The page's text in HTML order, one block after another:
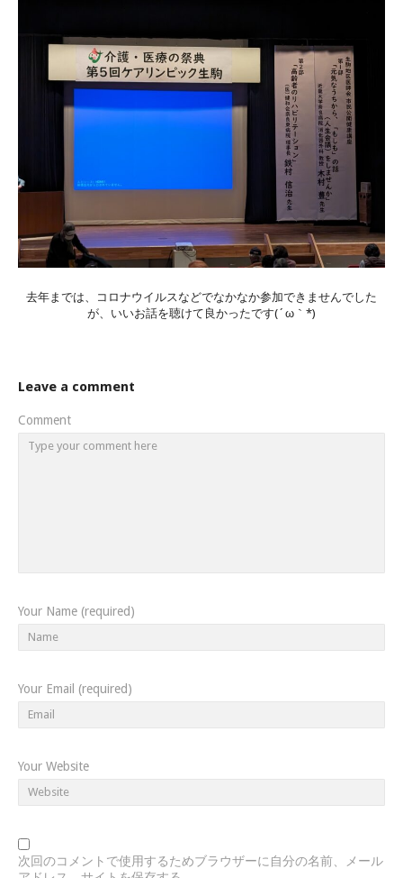
去年までは、コロナウイルスなどでなかなか参加できませんでした
が、いいお話を聴けて良かったです(´ω｀*)
Leave a comment
Comment
Your Name (required)
Your Email (required)
Your Website
次回のコメントで使用するためブラウザーに自分の名前、メール